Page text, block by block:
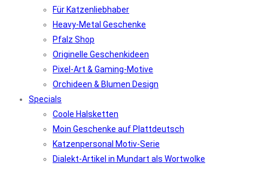
Für Katzenliebhaber
Heavy-Metal Geschenke
Pfalz Shop
Originelle Geschenkideen
Pixel-Art & Gaming-Motive
Orchideen & Blumen Design
Specials
Coole Halsketten
Moin Geschenke auf Plattdeutsch
Katzenpersonal Motiv-Serie
Dialekt-Artikel in Mundart als Wortwolke